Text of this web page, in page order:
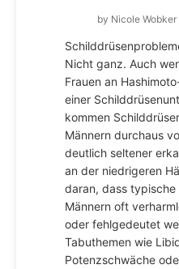
by Nicole Wobker
Nicht ganz. Auch
Frauen an
einer
kommen
Männern durchaus
deutlich seltener
an der niedrigeren
daran, dass
Männern oft
oder fehlgedeutet
Tabuthemen wie
Potenzschwäche